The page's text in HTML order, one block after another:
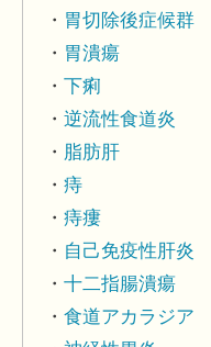
胃切除後症候群
胃潰瘍
下痢
逆流性食道炎
脂肪肝
痔
痔瘻
自己免疫性肝炎
十二指腸潰瘍
食道アカラジア